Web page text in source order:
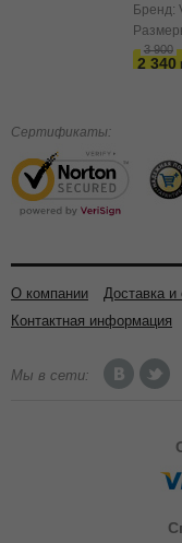
Бренд:
3 900
2 340
Сертификаты:
О компании Доставка и
Контактная информация
Мы в сети: